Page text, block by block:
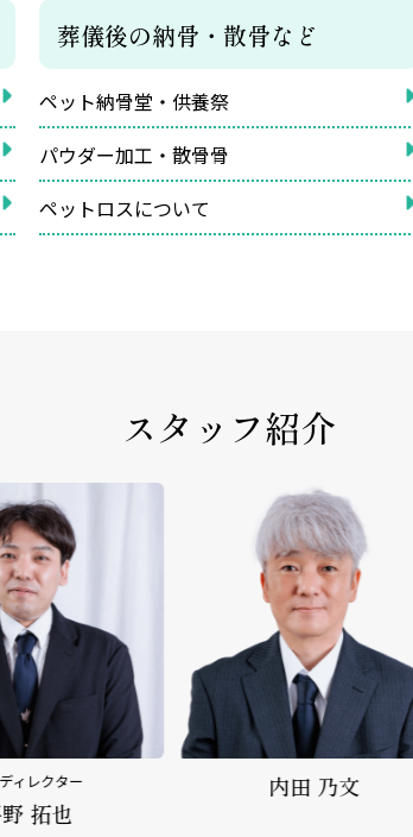
葬儀後の納骨・散骨など
ペット納骨堂・供養祭
パウダー加工・散骨骨
ペットロスについて
スタッフ紹介
内田 乃文